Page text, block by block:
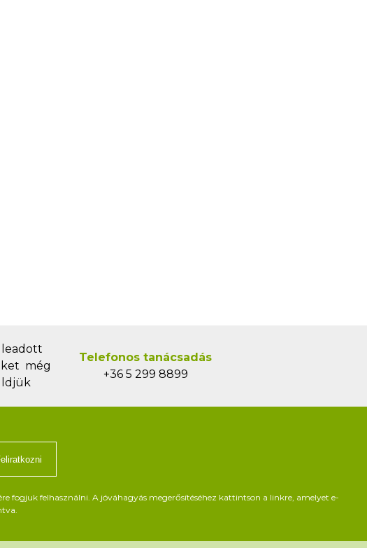
leadott
még
Telefonos tanácsadás
+36 5 299 8899
fogjuk felhasználni. A jóváhagyás megerősítéséhez kattintson a linkre, amelyet e-